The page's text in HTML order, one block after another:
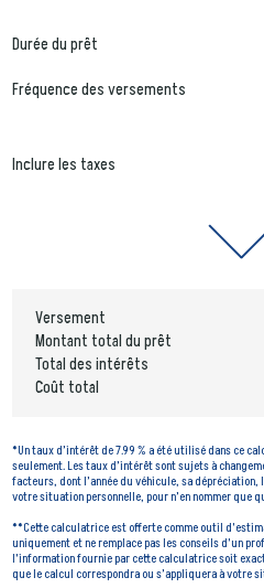
Durée du prêt
Fréquence des versements
Inclure les taxes
Versement
Montant total du prêt
Total des intérêts
Coût total
*Un taux d’intérêt de 7.99 % a été utilisé dans ce
seulement. Les taux d’intérêt sont sujets à
facteurs, dont l’année du véhicule, sa
votre situation personnelle, pour n’en nommer que
**Cette calculatrice est offerte comme outil
uniquement et ne remplace pas les conseils d'un
l'information fournie par cette calculatrice soit
que le calcul correspondra ou s’appliquera à votre